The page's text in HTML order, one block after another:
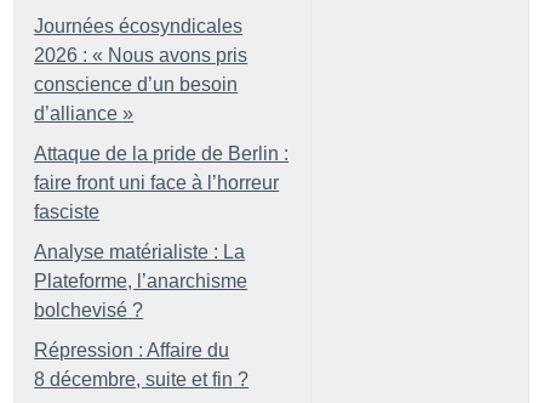
Journées écosyndicales
2026 : « Nous avons pris
conscience d’un besoin
d’alliance »
Attaque de la pride de Berlin :
faire front uni face à l’horreur
fasciste
Analyse matérialiste : La
Plateforme, l’anarchisme
bolchevisé ?
Répression : Affaire du
8 décembre, suite et fin ?